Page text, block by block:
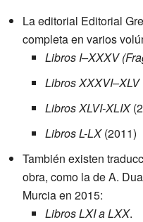
La editorial Editorial
completa en varios
Libros I–XXXV
Libros XXXVI–XLV
Libros XLVI-XLIX
Libros L-LX(2011)
También existen
obra, como la de A.
Murcia en 2015:
Libros LXI a LXX.